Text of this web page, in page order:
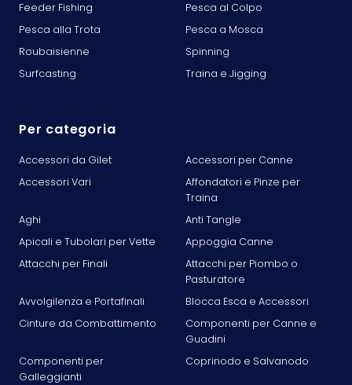
Feeder Fishing
Pesca al Colpo
Pesca alla Trota
Pesca a Mosca
Roubaisienne
Spinning
Surfcasting
Traina e Jigging
Per categoria
Accessori da Gilet
Accessori per Canne
Accessori Vari
Affondatori e Pinze per
Traina
Aghi
Anti Tangle
Apicali e Tubolari per Vette
Appoggia Canne
Attacchi per Finali
Attacchi per Piombo o
Pasturatore
Avvolgilenza e Portafinali
Blocca Esca e Accessori
Cinture da Combattimento
Componenti per Canne e
Guadini
Componenti per
Galleggianti
Coprinodo e Salvanodo